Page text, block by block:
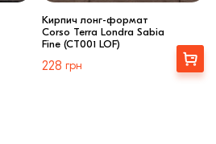
Кирпич лонг-формат
Corso Terra Londra Sabia
Fine (CT001 LOF)
228 грн
Купити